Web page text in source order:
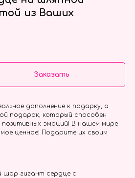
из Ваших
Заказать
дополнение к подарку, а
подарок, который способен
эмоций! В нашем мире -
ценное! Подарите их своим
шар гигант сердце с